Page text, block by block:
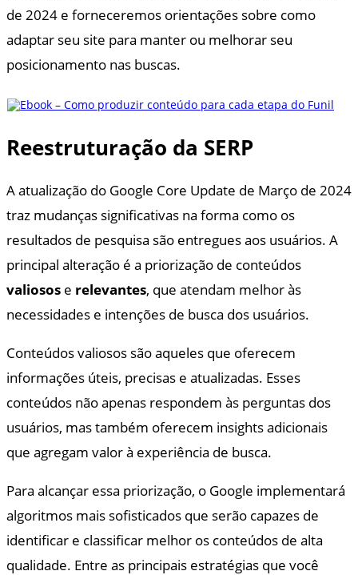
de 2024 e forneceremos orientações sobre como
adaptar seu site para manter ou melhorar seu
posicionamento nas buscas.
Reestruturação da SERP
A atualização do Google Core Update de Março de 2024
traz mudanças significativas na forma como os
resultados de pesquisa são entregues aos usuários. A
principal alteração é a priorização de conteúdos
valiosos e relevantes, que atendam melhor às
necessidades e intenções de busca dos usuários.
Conteúdos valiosos são aqueles que oferecem
informações úteis, precisas e atualizadas. Esses
conteúdos não apenas respondem às perguntas dos
usuários, mas também oferecem insights adicionais
que agregam valor à experiência de busca.
Para alcançar essa priorização, o Google implementará
algoritmos mais sofisticados que serão capazes de
identificar e classificar melhor os conteúdos de alta
qualidade. Entre as principais estratégias que você